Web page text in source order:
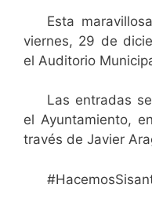
Esta
viernes, 29 de
el Auditorio
Las entradas
el Ayuntamiento,
través de Javier